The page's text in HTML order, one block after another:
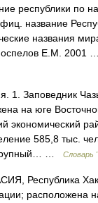
республики по
название
названия
Е.М. 2001
1. Заповедник
на юге
экономический
585,8 тыс.
…
Словарь
Республика
расположена